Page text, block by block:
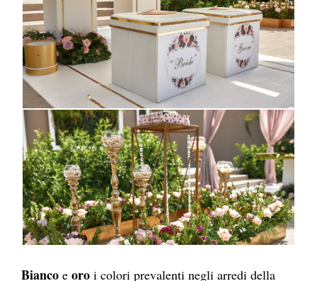
Bianco e oro i colori prevalenti negli arredi della